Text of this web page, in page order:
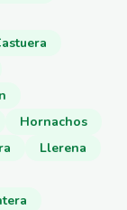
Hornachos
Llerena